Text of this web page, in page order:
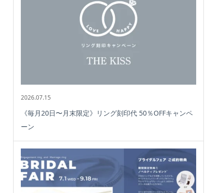
2026.07.15
《毎月20日〜月末限定》リング刻印代 50％OFFキャンペ
ーン